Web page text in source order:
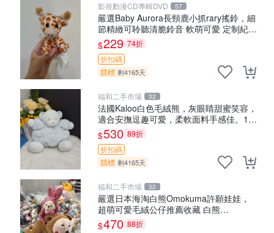
影視動漫CD專輯DVD 57
嚴選Baby Aurora長頸鹿小抓rary搖鈴，細
節精緻可聆聽清脆鈴音 軟萌可愛 定制紀念
金屬搖鈴 新手媽咪推薦 長頸鹿 抓rary 搖
鈴
$229 74折
折扣碼
競標 剩4165天
福和二手市場 32
法國Kaloo白色毛絨熊，灰眼睛甜蜜笑容，
適合安撫逗趣可愛，柔軟面料手感佳。14
白色安撫熊 毛絨玩具 寶寶逗樂具
$530 89折
折扣碼
競標 剩4165天
福和二手市場 32
嚴選日本海淘白熊Omokuma許願娃娃，
超萌可愛毛絨公仔推薦收藏 白熊
Omokuma 毛絨玩具 偽裝娃娃 玩具擺飾
$470 88折